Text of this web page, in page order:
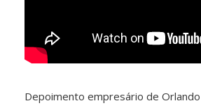
Depoimento empresário de